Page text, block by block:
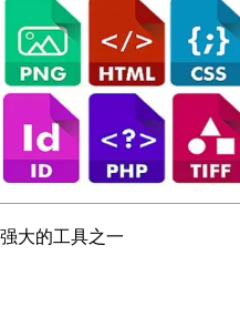
大的工具之一